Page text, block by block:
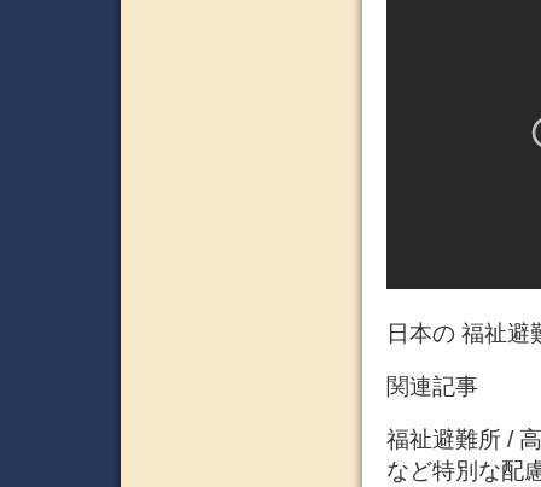
日本の 福祉避
関連記事
福祉避難所 /
など特別な配